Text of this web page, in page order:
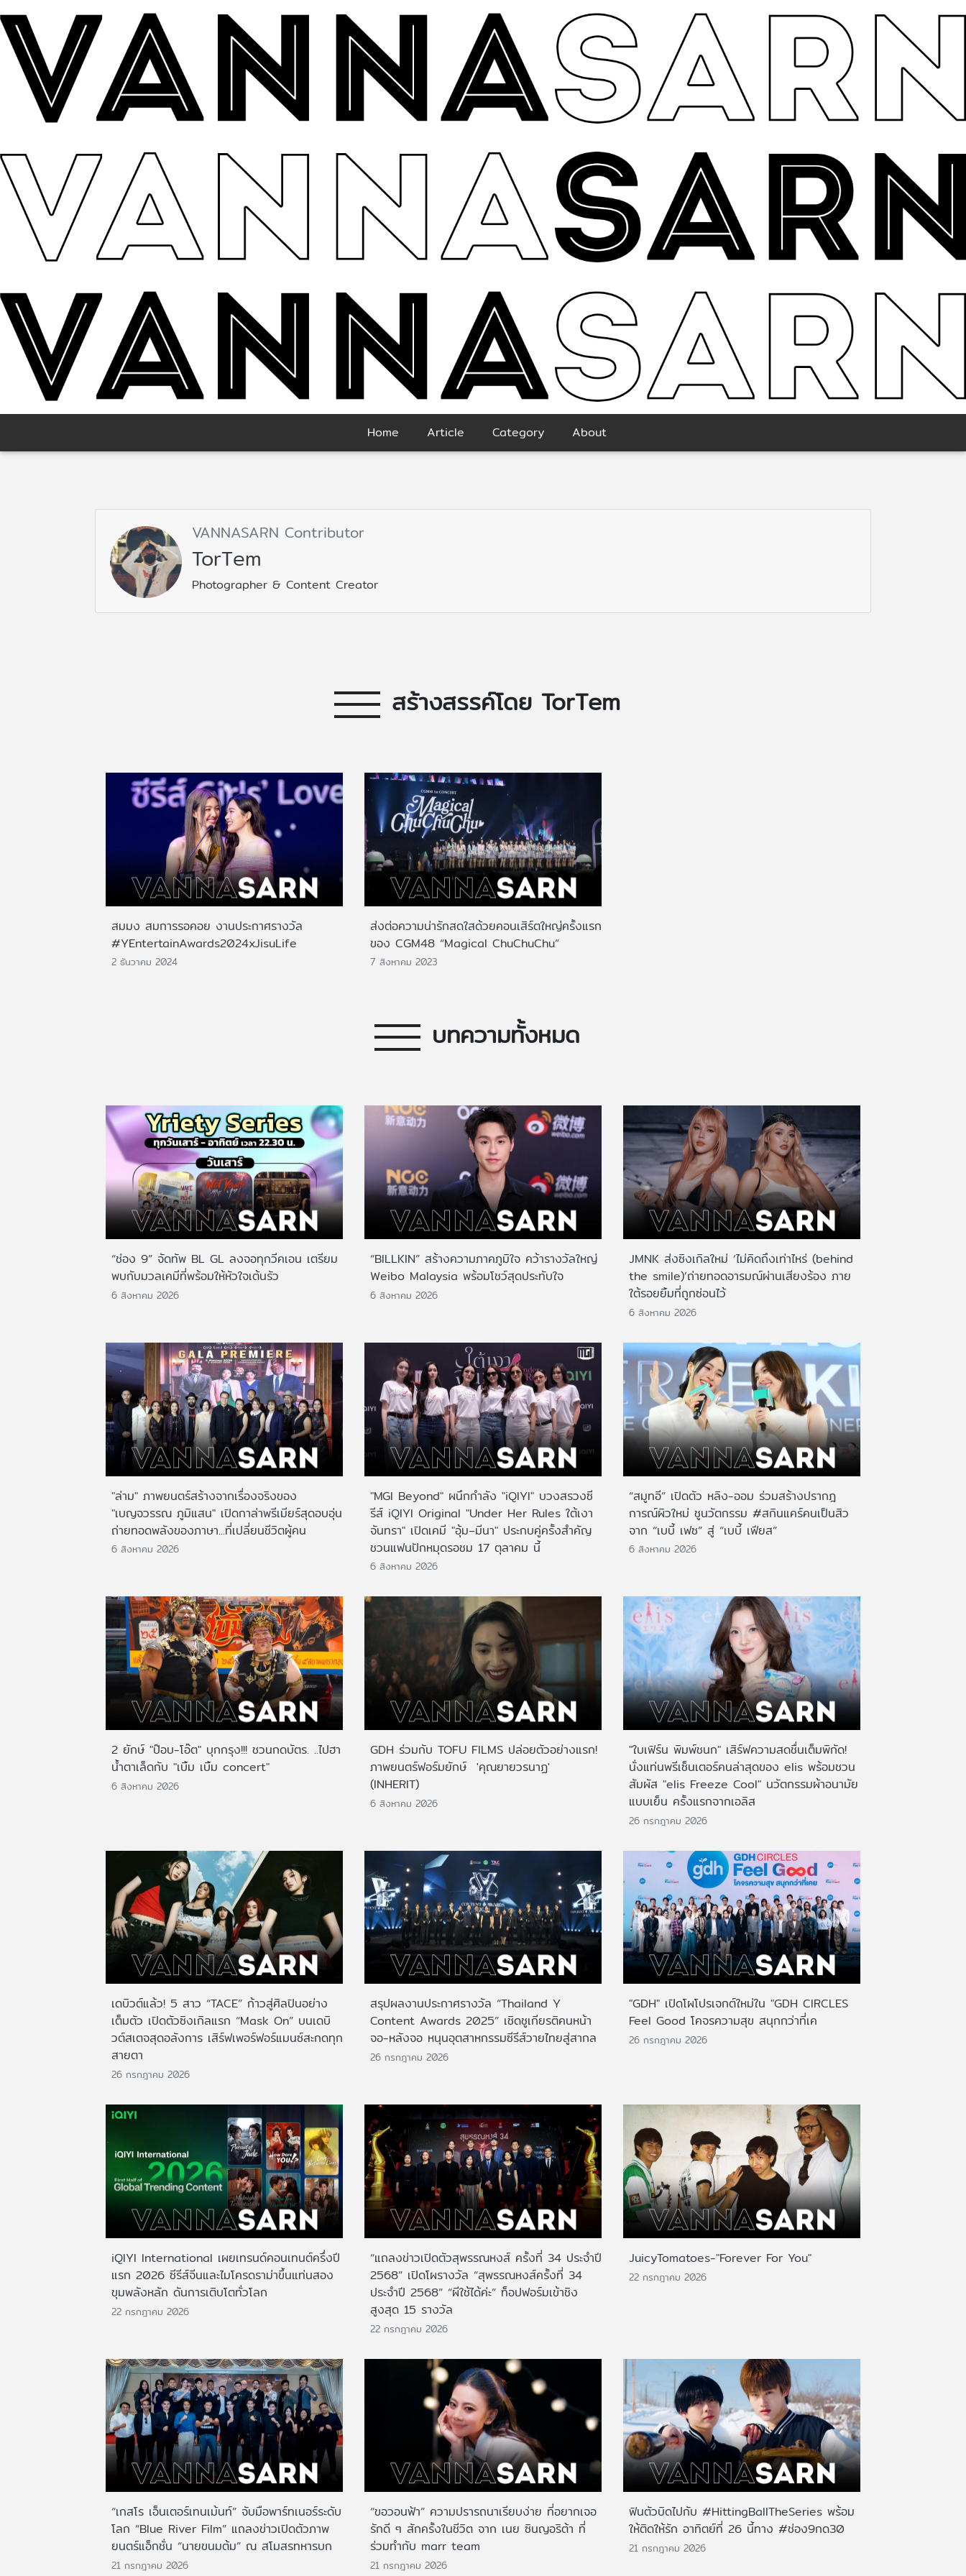
Home Article Category About
VANNASARN Contributor
TorTem
Photographer & Content Creator
สร้างสรรค์โดย TorTem
สมมง สมการรอคอย งานประกาศรางวัล
#YEntertainAwards2024xJisuLife
2 ธันวาคม 2024
ส่งต่อความน่ารักสดใสด้วยคอนเสิร์ตใหญ่ครั้งแรก
ของ CGM48 “Magical ChuChuChu”
7 สิงหาคม 2023
บทความทั้งหมด
“ช่อง 9” จัดทัพ BL GL ลงจอทุกวีคเอน เตรียม
พบกับมวลเคมีที่พร้อมให้หัวใจเต้นรัว
6 สิงหาคม 2026
“BILLKIN” สร้างความภาคภูมิใจ คว้ารางวัลใหญ่
Weibo Malaysia พร้อมโชว์สุดประทับใจ
6 สิงหาคม 2026
JMNK ส่งซิงเกิลใหม่ ‘ไม่คิดถึงเท่าไหร่ (behind
the smile)’ถ่ายทอดอารมณ์ผ่านเสียงร้อง ภาย
ใต้รอยยิ้มที่ถูกซ่อนไว้
6 สิงหาคม 2026
"ล่าม" ภาพยนตร์สร้างจากเรื่องจริงของ
"เบญจวรรณ ภูมิแสน" เปิดกาล่าพรีเมียร์สุดอบอุ่น
ถ่ายทอดพลังของภาษา...ที่เปลี่ยนชีวิตผู้คน
6 สิงหาคม 2026
"MGI Beyond" ผนึกกำลัง "iQIYI" บวงสรวงซี
รีส์ iQIYI Original "Under Her Rules ใต้เงา
จันทรา" เปิดเคมี "อุ้ม–มีนา" ประกบคู่ครั้งสำคัญ
ชวนแฟนปักหมุดรอชม 17 ตุลาคม นี้
6 สิงหาคม 2026
“สมูทอี” เปิดตัว หลิง-ออม ร่วมสร้างปรากฎ
การณ์ผิวใหม่ ชูนวัตกรรม #สกินแคร์คนเป็นสิว
จาก “เบบี้ เฟซ” สู่ “เบบี้ เฟียส”
6 สิงหาคม 2026
2 ยักษ์ "ป๊อบ-โอ๊ต" บุกกรุง!!! ชวนกดบัตร. ..ไปฮา
น้ำตาเล็ดกับ "เบิ้ม เบิ้ม concert"
6 สิงหาคม 2026
GDH ร่วมกับ TOFU FILMS ปล่อยตัวอย่างแรก!
ภาพยนตร์ฟอร์มยักษ์ 'คุณยายวรนาฏ'
(INHERIT)
6 สิงหาคม 2026
"ใบเฟิร์น พิมพ์ชนก" เสิร์ฟความสดชื่นเต็มพิกัด!
นั่งแท่นพรีเซ็นเตอร์คนล่าสุดของ elis พร้อมชวน
สัมผัส "elis Freeze Cool" นวัตกรรมผ้าอนามัย
แบบเย็น ครั้งแรกจากเอลิส
26 กรกฎาคม 2026
เดบิวต์แล้ว! 5 สาว “TACE” ก้าวสู่ศิลปินอย่าง
เต็มตัว เปิดตัวซิงเกิลแรก “Mask On” บนเดบิ
วต์สเตจสุดอลังการ เสิร์ฟเพอร์ฟอร์แมนซ์สะกดทุก
สายตา
26 กรกฎาคม 2026
สรุปผลงานประกาศรางวัล “Thailand Y
Content Awards 2025” เชิดชูเกียรติคนหน้า
จอ-หลังจอ หนุนอุตสาหกรรมซีรีส์วายไทยสู่สากล
26 กรกฎาคม 2026
"GDH" เปิดโผโปรเจกต์ใหม่ใน "GDH CIRCLES
Feel Good โคจรความสุข สนุกกว่าที่เค
26 กรกฎาคม 2026
iQIYI International เผยเทรนด์คอนเทนต์ครึ่งปี
แรก 2026 ซีรีส์จีนและไมโครดราม่าขึ้นแท่นสอง
ขุมพลังหลัก ดันการเติบโตทั่วโลก
22 กรกฎาคม 2026
“แถลงข่าวเปิดตัวสุพรรณหงส์ ครั้งที่ 34 ประจำปี
2568” เปิดโผรางวัล “สุพรรณหงส์ครั้งที่ 34
ประจำปี 2568” “ผีใช้ได้ค่ะ” ท็อปฟอร์มเข้าชิง
สูงสุด 15 รางวัล
22 กรกฎาคม 2026
JuicyTomatoes-"Forever For You"
22 กรกฎาคม 2026
“เกสโร เอ็นเตอร์เทนเม้นท์” จับมือพาร์ทเนอร์ระดับ
โลก “Blue River Film” แถลงข่าวเปิดตัวภาพ
ยนตร์แอ็กชั่น “นายขนมต้ม” ณ สโมสรทหารบก
21 กรกฎาคม 2026
“ขอวอนฟ้า” ความปรารถนาเรียบง่าย ที่อยากเจอ
รักดี ๆ สักครั้งในชีวิต จาก เนย ซินญอริต้า ที่
ร่วมทำกับ marr team
21 กรกฎาคม 2026
ฟินตัวบิดไปกับ #HittingBallTheSeries พร้อม
ให้ติดให้รัก อาทิตย์ที่ 26 นี้ทาง #ช่อง9กด30
21 กรกฎาคม 2026